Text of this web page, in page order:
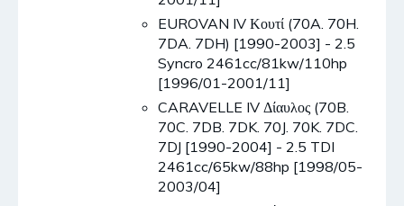
EUROVAN IV Κουτί (70A. 70H.
7DA. 7DH) [1990-2003] - 2.5
Syncro 2461cc/81kw/110hp
[1996/01-2001/11]
CARAVELLE IV Δίαυλος (70B.
70C. 7DB. 7DK. 70J. 70K. 7DC.
7DJ [1990-2004] - 2.5 TDI
2461cc/65kw/88hp [1998/05-
2003/04]